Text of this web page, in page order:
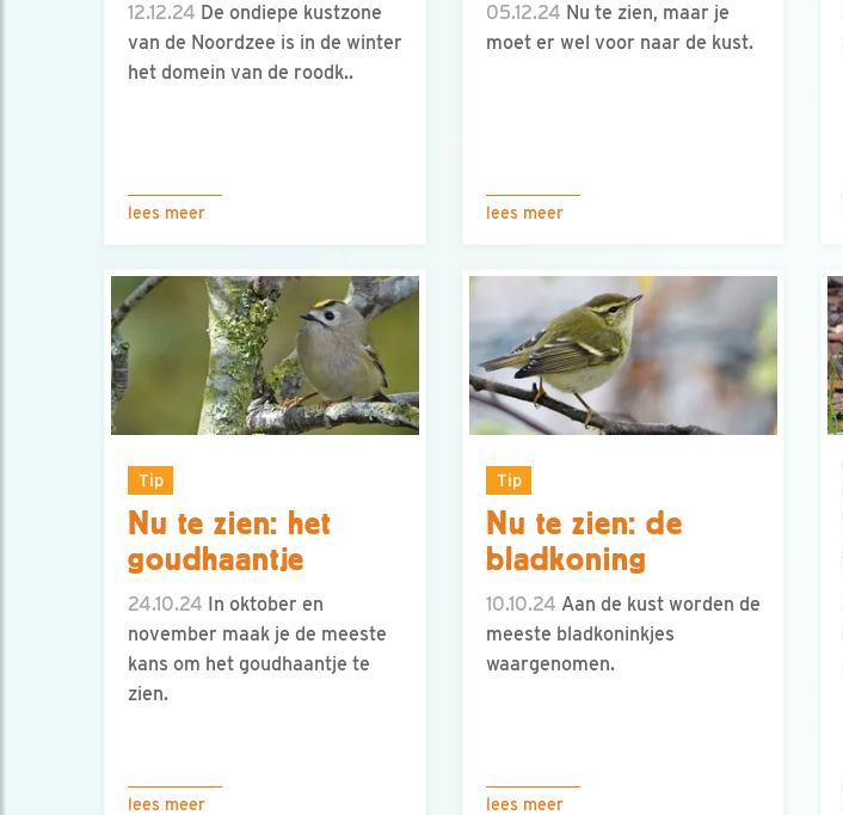
12.12.24 De ondiepe kustzone
van de Noordzee is in de winter
het domein van de roodk..
lees meer
05.12.24 Nu te zien, maar je
moet er wel voor naar de kust.
lees meer
Tip
Nu te zien: het
goudhaantje
24.10.24 In oktober en
november maak je de meeste
kans om het goudhaantje te
zien.
lees meer
Tip
Nu te zien: de
bladkoning
10.10.24 Aan de kust worden de
meeste bladkoninkjes
waargenomen.
lees meer